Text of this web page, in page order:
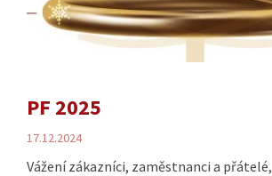
PF 2025
17.12.2024
Vážení zákazníci, zaměstnanci a přátelé,